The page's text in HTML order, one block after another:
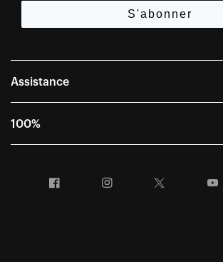
S'abonner
Assistance
Foire aux questions
Conditions générales de vente
100%
Informations sur l'entreprise
Facebook Instagram